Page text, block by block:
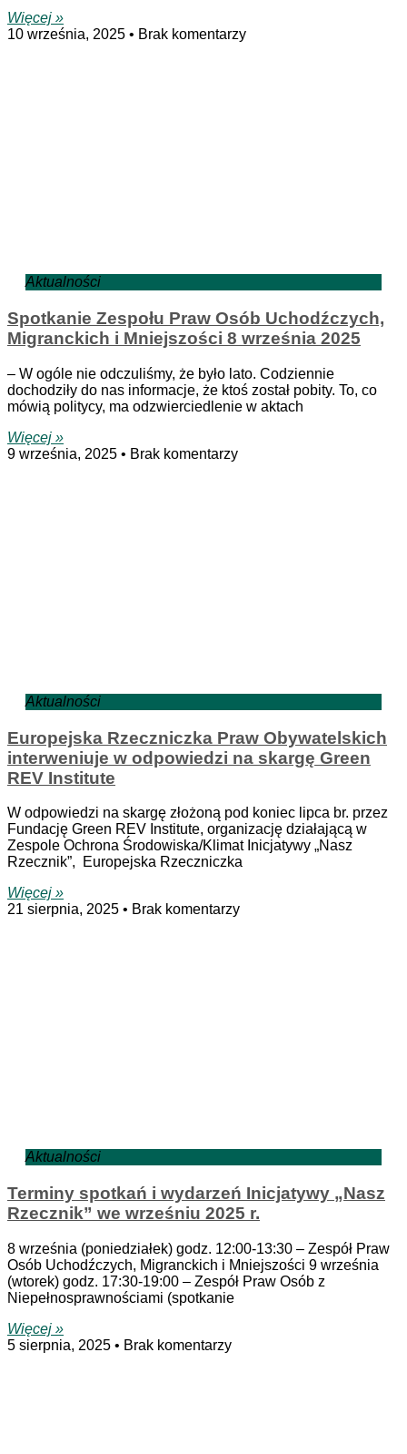
Więcej »
10 września, 2025
Brak komentarzy
Aktualności
Spotkanie Zespołu Praw Osób Uchodźczych,
Migranckich i Mniejszości 8 września 2025
– W ogóle nie odczuliśmy, że było lato. Codziennie
dochodziły do nas informacje, że ktoś został pobity. To, co
mówią politycy, ma odzwierciedlenie w aktach
Więcej »
9 września, 2025
Brak komentarzy
Aktualności
Europejska Rzeczniczka Praw Obywatelskich
interweniuje w odpowiedzi na skargę Green
REV Institute
W odpowiedzi na skargę złożoną pod koniec lipca br. przez
Fundację Green REV Institute, organizację działającą w
Zespole Ochrona Środowiska/Klimat Inicjatywy „Nasz
Rzecznik”, Europejska Rzeczniczka
Więcej »
21 sierpnia, 2025
Brak komentarzy
Aktualności
Terminy spotkań i wydarzeń Inicjatywy „Nasz
Rzecznik” we wrześniu 2025 r.
8 września (poniedziałek) godz. 12:00-13:30 – Zespół Praw
Osób Uchodźczych, Migranckich i Mniejszości 9 września
(wtorek) godz. 17:30-19:00 – Zespół Praw Osób z
Niepełnosprawnościami (spotkanie
Więcej »
5 sierpnia, 2025
Brak komentarzy